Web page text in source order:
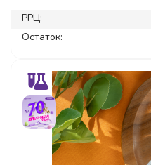
РРЦ:
Остаток: